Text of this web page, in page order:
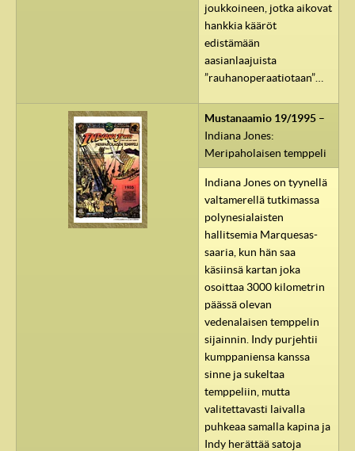
joukkoineen, jotka aikovat
hankkia kääröt
edistämään
aasianlaajuista
”rauhanoperaatiotaan”…
Mustanaamio 19/1995 –
Indiana Jones:
Meripaholaisen temppeli
Indiana Jones on tyynellä
valtamerellä tutkimassa
polynesialaisten
hallitsemia Marquesas-
saaria, kun hän saa
käsiinsä kartan joka
osoittaa 3000 kilometrin
päässä olevan
vedenalaisen temppelin
sijainnin. Indy purjehtii
kumppaniensa kanssa
sinne ja sukeltaa
temppeliin, mutta
valitettavasti laivalla
puhkeaa samalla kapina ja
Indy herättää satoja